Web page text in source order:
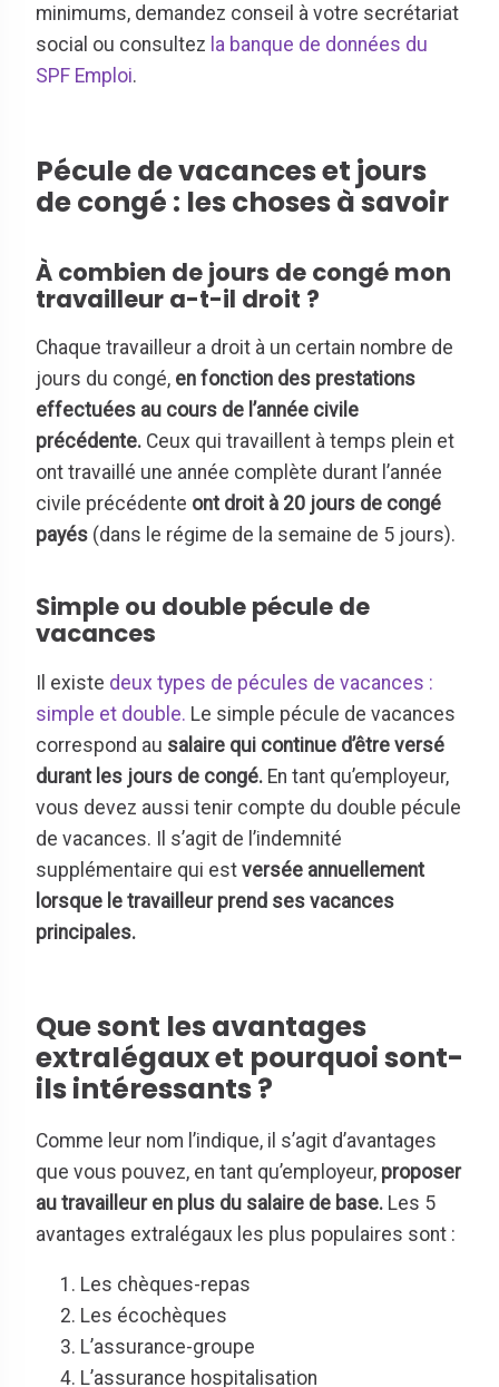
minimums, demandez conseil à votre secrétariat
social ou consultez la banque de données du
SPF Emploi.
Pécule de vacances et jours
de congé : les choses à savoir
À combien de jours de congé mon
travailleur a-t-il droit ?
Chaque travailleur a droit à un certain nombre de
jours du congé, en fonction des prestations
effectuées au cours de l’année civile
précédente. Ceux qui travaillent à temps plein et
ont travaillé une année complète durant l’année
civile précédente ont droit à 20 jours de congé
payés (dans le régime de la semaine de 5 jours).
Simple ou double pécule de
vacances
Il existe deux types de pécules de vacances :
simple et double. Le simple pécule de vacances
correspond au salaire qui continue d’être versé
durant les jours de congé. En tant qu’employeur,
vous devez aussi tenir compte du double pécule
de vacances. Il s’agit de l’indemnité
supplémentaire qui est versée annuellement
lorsque le travailleur prend ses vacances
principales.
Que sont les avantages
extralégaux et pourquoi sont-
ils intéressants ?
Comme leur nom l’indique, il s’agit d’avantages
que vous pouvez, en tant qu’employeur, proposer
au travailleur en plus du salaire de base. Les 5
avantages extralégaux les plus populaires sont :
Les chèques-repas
Les écochèques
L’assurance-groupe
L’assurance hospitalisation